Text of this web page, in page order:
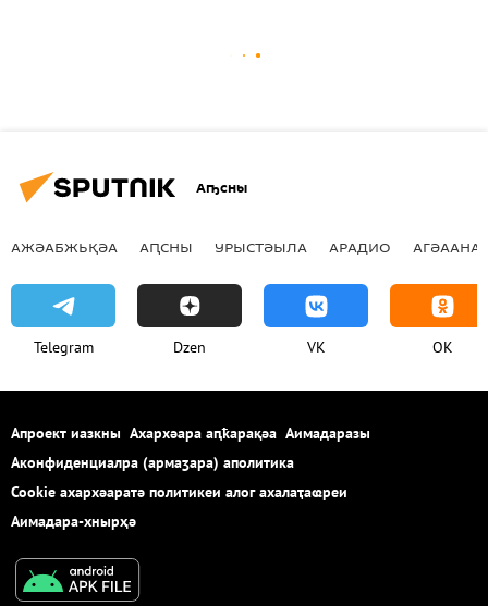
Аҧсны
АЖӘАБЖЬҚӘА АԤСНЫ УРЫСТӘЫЛА АРАДИО
Telegram Dzen VK OK
Апроект иазкны Ахархәара аԥҟарақәа Аимадаразы
Аконфиденциалра (армаӡара) аполитика
Cookie ахархәаратә политикеи алог ахалаҭаҩреи
Аимадара-хнырҳә